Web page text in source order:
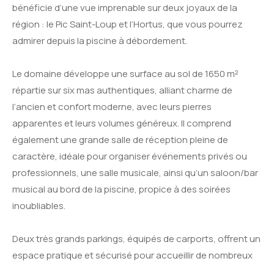
bénéficie d’une vue imprenable sur deux joyaux de la
région : le Pic Saint-Loup et l’Hortus, que vous pourrez
admirer depuis la piscine à débordement.
Le domaine développe une surface au sol de 1650 m²
répartie sur six mas authentiques, alliant charme de
l’ancien et confort moderne, avec leurs pierres
apparentes et leurs volumes généreux. Il comprend
également une grande salle de réception pleine de
caractère, idéale pour organiser événements privés ou
professionnels, une salle musicale, ainsi qu’un saloon/bar
musical au bord de la piscine, propice à des soirées
inoubliables.
Deux très grands parkings, équipés de carports, offrent un
espace pratique et sécurisé pour accueillir de nombreux